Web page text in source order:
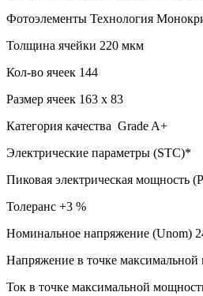
Фотоэлементы Технология
Толщина ячейки 220 мкм
Кол-во ячеек 144
Размер ячеек 163 х 83
Категория качества Grade A+
Электрические параметры (STC)*
Пиковая электрическая мощность
Толеранс +3 %
Номинальное напряжение (Unom)
Напряжение в точке
Ток в точке максимальной